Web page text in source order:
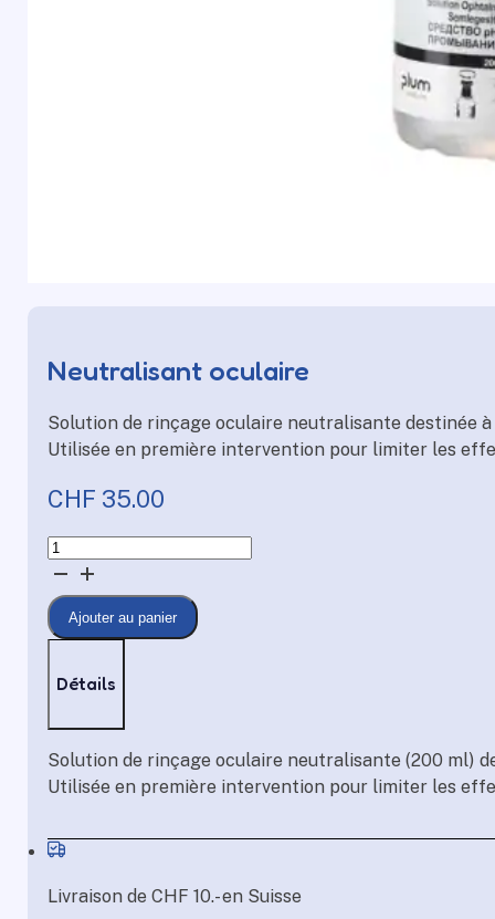
Neutralisant oculaire
Solution de rinçage oculaire neutralisante destinée
Utilisée en première intervention pour limiter les
CHF 35.00
quantité
de
Neutralisant
oculaire
Ajouter au panier
Détails
Solution de rinçage oculaire neutralisante (200 ml)
Utilisée en première intervention pour limiter les
Livraison de CHF 10.- en Suisse